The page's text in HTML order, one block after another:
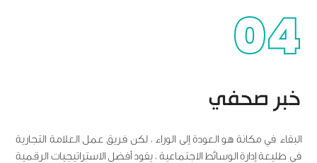
04
خبر صحفي
البقاء في مكانة هو العودة إلى الوراء ، لكن فريق عمل العلامة التجارية
في طليعة إدارة الوسائط الاجتماعية ، يقود أفضل الاستراتيجيات الرقمية